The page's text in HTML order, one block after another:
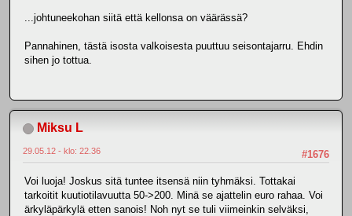
...johtuneekohan siitä että kellonsa on väärässä?
Pannahinen, tästä isosta valkoisesta puuttuu seisontajarru. Ehdin
sihen jo tottua.
Miksu L
#1676
29.05.12 - klo: 22.36
Voi luoja! Joskus sitä tuntee itsensä niin tyhmäksi. Tottakai
tarkoitit kuutiotilavuutta 50->200. Minä se ajattelin euro rahaa. Voi
ärkyläpärkylä etten sanois! Noh nyt se tuli viimeinkin selväksi,